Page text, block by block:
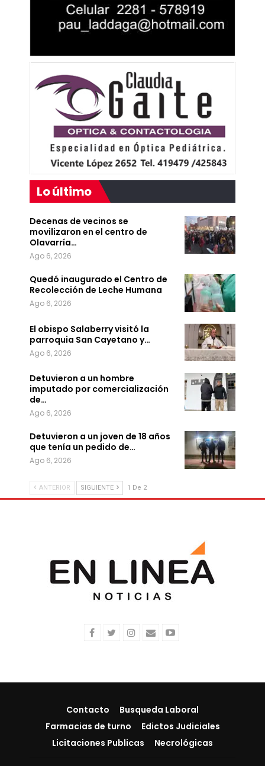
Lo último
Decenas de vecinos se
movilizaron en el centro de
Olavarría…
Ago 6, 2026
Quedó inaugurado el Centro de
Recolección de Leche Humana
Ago 6, 2026
El obispo Salaberry visitó la
parroquia San Cayetano y…
Ago 6, 2026
Detuvieron a un hombre
imputado por comercialización
de…
Ago 6, 2026
Detuvieron a un joven de 18 años
que tenía un pedido de…
Ago 6, 2026
ANTERIOR SIGUIENTE 1 De 2
Contacto
Busqueda Laboral
Farmacias de turno
Edictos Judiciales
Licitaciones Publicas
Necrológicas